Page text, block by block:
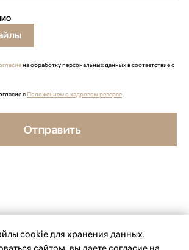
иена обработку персональных данных в соответствие с
с Положением о кадровом резерве
Отправить
сookie для хранения данных.